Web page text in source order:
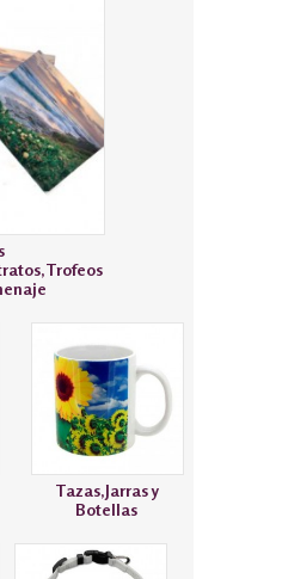
Tazas,Jarras y
Botellas